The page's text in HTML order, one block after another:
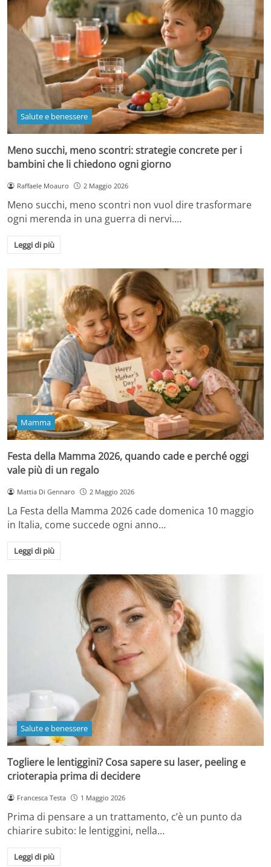
Salute e benessere
Meno succhi, meno scontri: strategie concrete per i
bambini che li chiedono ogni giorno
Raffaele Moauro 2 Maggio 2026
Meno succhi, meno scontri non vuol dire trasformare
ogni merenda in una guerra di nervi.…
Leggi di più
Mamma
Festa della Mamma 2026, quando cade e perché oggi
vale più di un regalo
Mattia Di Gennaro 2 Maggio 2026
La Festa della Mamma 2026 cade domenica 10 maggio
in Italia, come succede ogni anno…
Leggi di più
Salute e benessere
Togliere le lentiggini? Cosa sapere su laser, peeling e
crioterapia prima di decidere
Francesca Testa 1 Maggio 2026
Prima di pensare a un trattamento, c’è un punto da
chiarire subito: le lentiggini, nella…
Leggi di più